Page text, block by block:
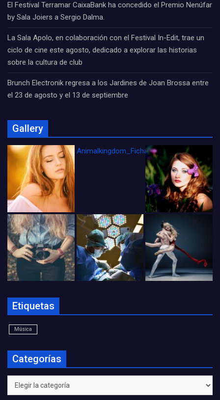
El Festival Terramar CaixaBank ha concedido el Premio Nenúfar
by Sala Joiers a Sergio Dalma.
La Sala Apolo, en colaboración con el Festival In-Edit, trae un
ciclo de cine este agosto, dedicado a explorar las historias
sobre la cultura de club
Brunch Electronik regresa a los Jardines de Joan Brossa entre
el 23 de agosto y el 13 de septiembre
Gallery
Animalkingdom_FichaCine
Etiquetas
Música
Categorías
Categorías